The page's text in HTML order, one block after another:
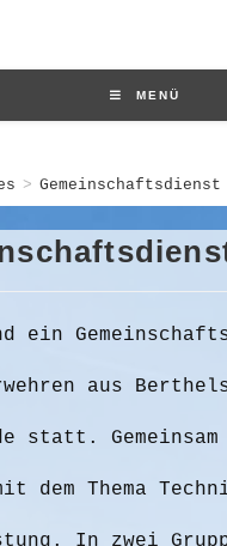
MENÜ
> Gemeinschaftsdienst
ein
aus
statt.
dem Thema
In zwei